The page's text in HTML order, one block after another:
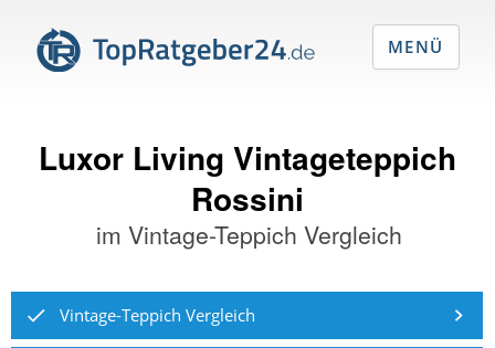
Luxor Living Vintageteppich
Rossini
imVintage-Teppich Vergleich
Vintage-Teppich Vergleich
MENÜ